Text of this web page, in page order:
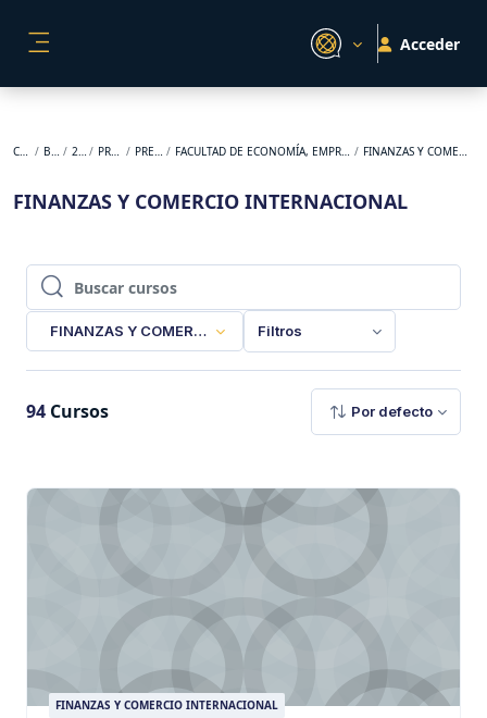
Acceder
Cursos BACKUP 2026-1 PREGRADO PRESENCIAL FACULTAD DE ECONOMÍA, EMPRESA Y DESARROLLO SOSTENIBLE FINANZAS Y COMERCIO INTERNACIONAL
FINANZAS Y COMERCIO INTERNACIONAL
Buscar cursos
Buscar cursos
FINANZAS Y COMERCIO INTERNACIONAL
Filtros
94 Cursos Por defecto
FINANZAS Y COMERCIO INTERNACIONAL